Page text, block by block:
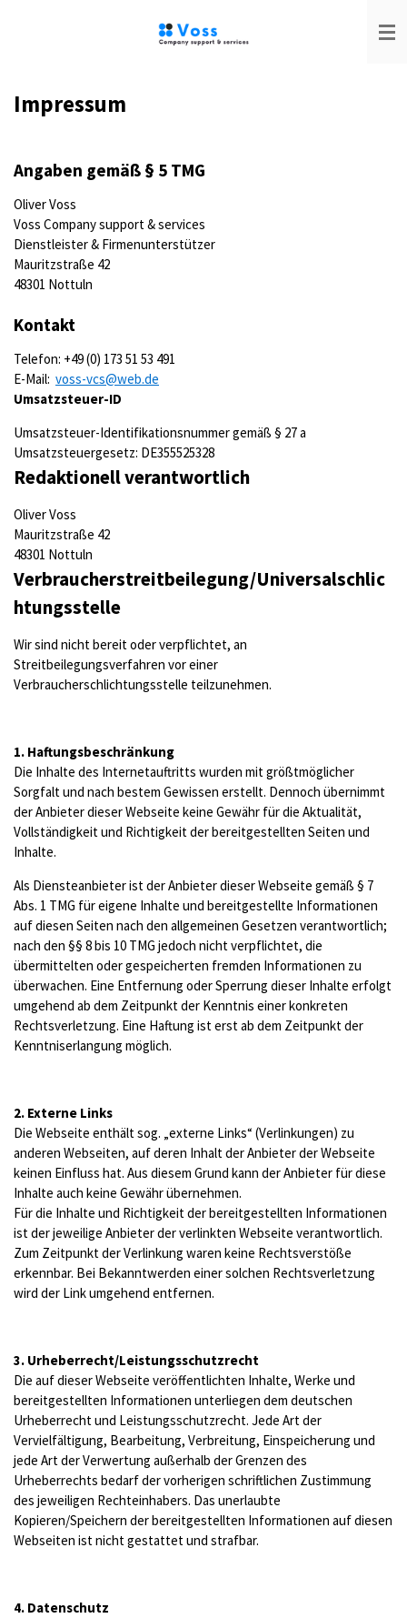
Impressum
Angaben gemäß § 5 TMG
Oliver Voss
Voss Company support & services
Dienstleister & Firmenunterstützer
Mauritzstraße 42
48301 Nottuln
Kontakt
Telefon: +49 (0) 173 51 53 491
E-Mail: voss-vcs@web.de
Umsatzsteuer-ID
Umsatzsteuer-Identifikationsnummer gemäß § 27 a
Umsatzsteuergesetz: DE355525328
Redaktionell verantwortlich
Oliver Voss
Mauritzstraße 42
48301 Nottuln
Verbraucherstreitbeilegung/Universalschlic
htungsstelle
Wir sind nicht bereit oder verpflichtet, an
Streitbeilegungsverfahren vor einer
Verbraucherschlichtungsstelle teilzunehmen.
1. Haftungsbeschränkung
Die Inhalte des Internetauftritts wurden mit größtmöglicher
Sorgfalt und nach bestem Gewissen erstellt. Dennoch übernimmt
der Anbieter dieser Webseite keine Gewähr für die Aktualität,
Vollständigkeit und Richtigkeit der bereitgestellten Seiten und
Inhalte.
Als Diensteanbieter ist der Anbieter dieser Webseite gemäß § 7
Abs. 1 TMG für eigene Inhalte und bereitgestellte Informationen
auf diesen Seiten nach den allgemeinen Gesetzen verantwortlich;
nach den §§ 8 bis 10 TMG jedoch nicht verpflichtet, die
übermittelten oder gespeicherten fremden Informationen zu
überwachen. Eine Entfernung oder Sperrung dieser Inhalte erfolgt
umgehend ab dem Zeitpunkt der Kenntnis einer konkreten
Rechtsverletzung. Eine Haftung ist erst ab dem Zeitpunkt der
Kenntniserlangung möglich.
2. Externe Links
Die Webseite enthält sog. „externe Links“ (Verlinkungen) zu
anderen Webseiten, auf deren Inhalt der Anbieter der Webseite
keinen Einfluss hat. Aus diesem Grund kann der Anbieter für diese
Inhalte auch keine Gewähr übernehmen.
Für die Inhalte und Richtigkeit der bereitgestellten Informationen
ist der jeweilige Anbieter der verlinkten Webseite verantwortlich.
Zum Zeitpunkt der Verlinkung waren keine Rechtsverstöße
erkennbar. Bei Bekanntwerden einer solchen Rechtsverletzung
wird der Link umgehend entfernen.
3. Urheberrecht/Leistungsschutzrecht
Die auf dieser Webseite veröffentlichten Inhalte, Werke und
bereitgestellten Informationen unterliegen dem deutschen
Urheberrecht und Leistungsschutzrecht. Jede Art der
Vervielfältigung, Bearbeitung, Verbreitung, Einspeicherung und
jede Art der Verwertung außerhalb der Grenzen des
Urheberrechts bedarf der vorherigen schriftlichen Zustimmung
des jeweiligen Rechteinhabers. Das unerlaubte
Kopieren/Speichern der bereitgestellten Informationen auf diesen
Webseiten ist nicht gestattet und strafbar.
4. Datenschutz